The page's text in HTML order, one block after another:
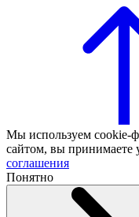
Мы используем cookie-
сайтом, вы принимаете
соглашения
Понятно